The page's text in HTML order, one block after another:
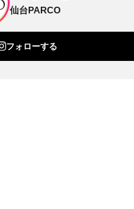
仙台PARCO
フォローする